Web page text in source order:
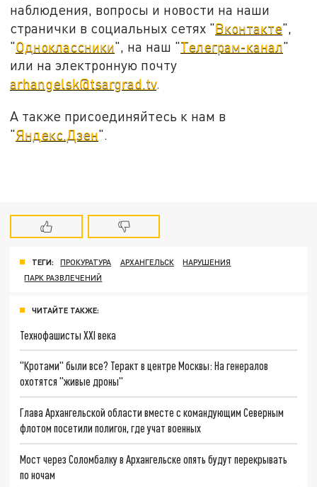
наблюдения, вопросы и новости на наши
странички в социальных сетях "Вконтакте",
"Одноклассники", на наш "Телеграм-канал"
или на электронную почту
arhangelsk@tsargrad.tv.
А также присоединяйтесь к нам в
"Яндекс.Дзен".
ТЕГИ: ПРОКУРАТУРА АРХАНГЕЛЬСК
НАРУШЕНИЯ
ПАРК РАЗВЛЕЧЕНИЙ
ЧИТАЙТЕ ТАКЖЕ:
Технофашисты XXI века
"Кротами" были все? Теракт в центре Москвы: На генералов
охотятся "живые дроны"
Глава Архангельской области вместе с командующим Северным
флотом посетили полигон, где учат военных
Мост через Соломбалку в Архангельске опять будут перекрывать
по ночам